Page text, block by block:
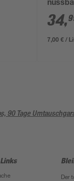
34,
7,00 € /
90 Tage
Der